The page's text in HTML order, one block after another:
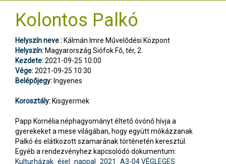
Kolontos Palkó
Helyszín neve : Kálmán Imre Művelődési Központ
Helyszín: Magyarország Siófok Fő, tér, 2.
Kezdete:2021-09-25 10:00
Vége:2021-09-25 10:30
Belépőjegy: Ingyenes
Korosztály: Kisgyermek
Papp Kornélia néphagyományt éltető óvónő hívja a
gyerekeket a mese világában, hogy együtt mókázzanak
Palkó és elátkozott szamarának történetén keresztül.
Egyéb a rendezvényhez kapcsolódó dokumentum:
Kulturházak_éjjel_nappal_2021_A3-04 VÉGLEGES